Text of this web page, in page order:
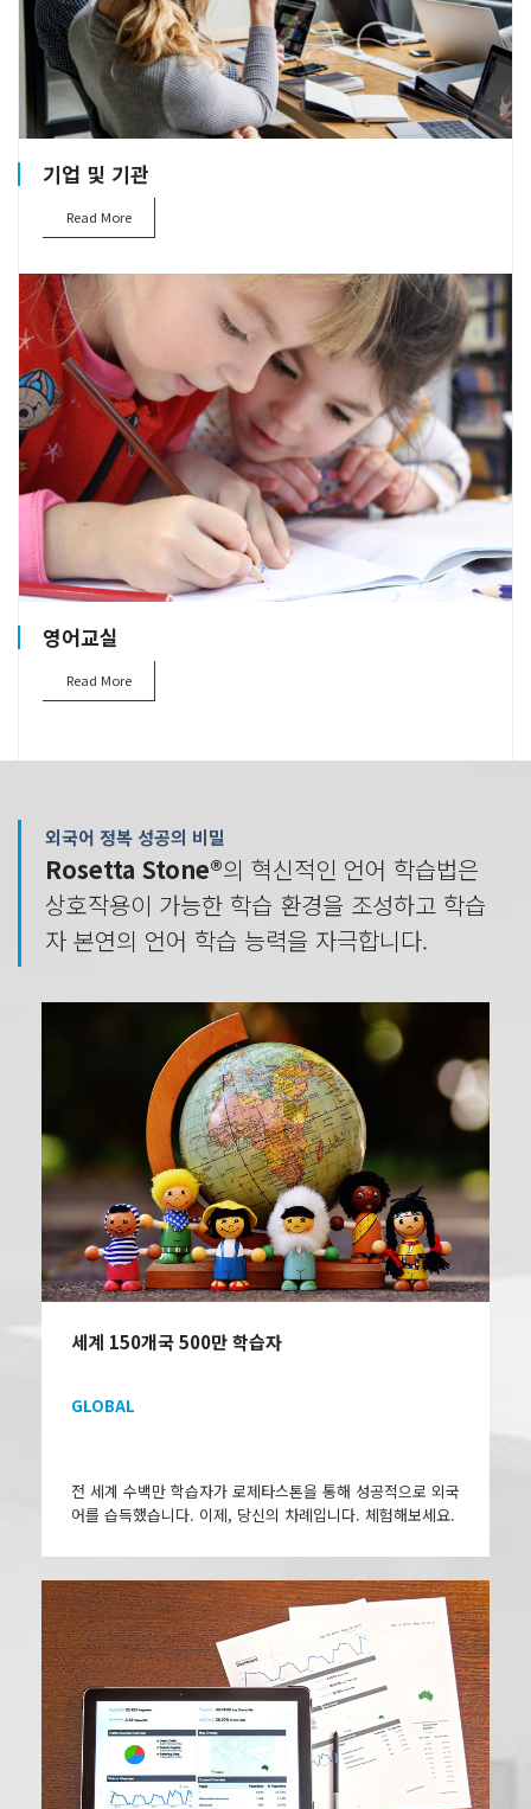
기업 및 기관
Read More
영어교실
Read More
외국어 정복 성공의 비밀
Rosetta Stone®의 혁신적인 언어 학습법은
상호작용이 가능한 학습 환경을 조성하고 학습
자 본연의 언어 학습 능력을 자극합니다.
세계 150개국 500만 학습자
GLOBAL
전 세계 수백만 학습자가 로제타스톤을 통해 성공적으로 외국
어를 습득했습니다. 이제, 당신의 차례입니다. 체험해보세요.